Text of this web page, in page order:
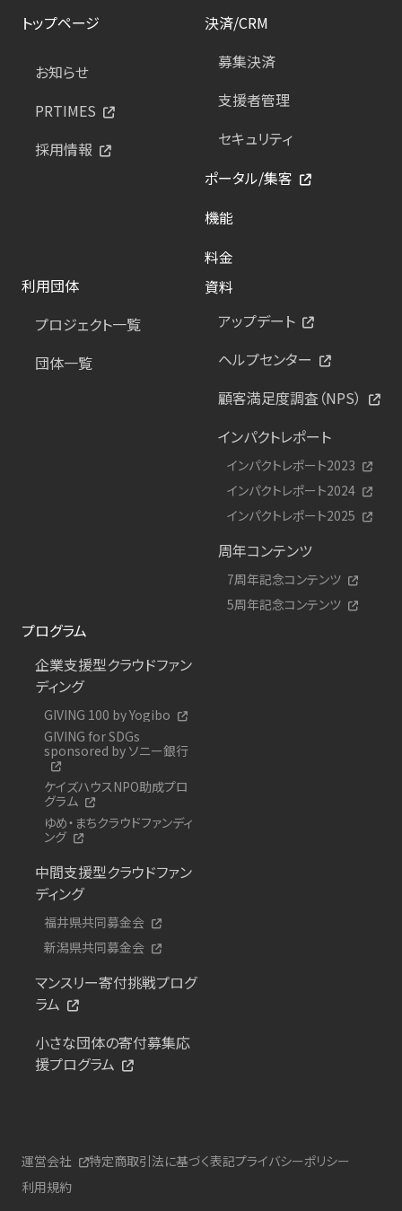
トップページ
お知らせ
PRTIMES
採用情報
決済/CRM
募集決済
支援者管理
セキュリティ
ポータル/集客
機能
料金
利用団体
プロジェクト一覧
団体一覧
資料
アップデート
ヘルプセンター
顧客満足度調査（NPS）
インパクトレポート
インパクトレポート2023
インパクトレポート2024
インパクトレポート2025
周年コンテンツ
7周年記念コンテンツ
5周年記念コンテンツ
プログラム
企業支援型クラウドファン
ディング
GIVING 100 by Yogibo
GIVING for SDGs
sponsored by ソニー銀行
ケイズハウスNPO助成プロ
グラム
ゆめ・まちクラウドファンディ
ング
中間支援型クラウドファン
ディング
福井県共同募金会
新潟県共同募金会
マンスリー寄付挑戦プログ
ラム
小さな団体の寄付募集応
援プログラム
運営会社 特定商取引法に基づく表記プライバシーポリシー
利用規約